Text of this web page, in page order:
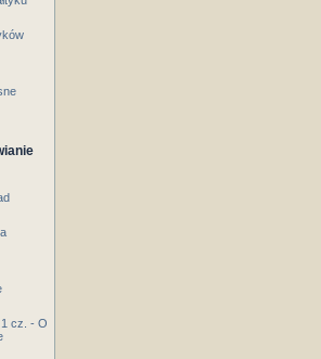
1 cz. - O